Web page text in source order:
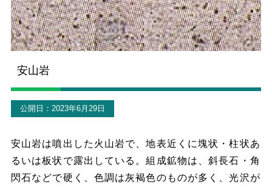
安山岩
公開日：2023年6月29日
安山岩は噴出した火山岩で、地表近くに塊状・柱状あ
るいは板状で露出している。組成鉱物は、斜長石・角
閃石などで硬く、色調は灰褐色のものが多く、光沢が